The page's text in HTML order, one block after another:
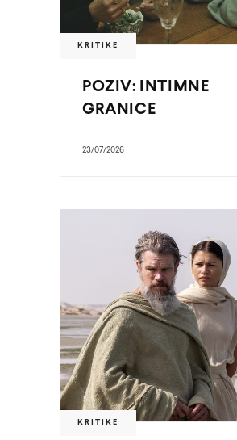
KRITIKE
POZIV: INTIMNE
GRANICE
23/07/2026
KRITIKE